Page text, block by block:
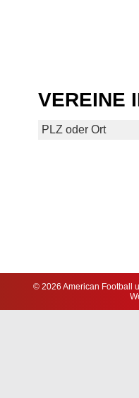
VEREINE
© 2026 American Football